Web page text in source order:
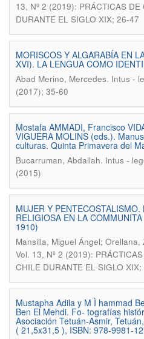
13, Nº 2 (2019): PRÁCTICAS
DURANTE EL SIGLO XIX; 26-47
MORISCOS Y ALGARABÍA EN
XVI). LA LENGUA COMO
Abad Merino, Mercedes. Intus -
(2017); 35-60
Mostafa AMMADI, Francisco
VIGUERA MOLINS (eds.).
culturas. Quinta Primavera del
Bucarruman, Abdallah. Intus -
(2015)
MUJER Y
RELIGIOSA EN LA
1910)
Mansilla, Miguel Ángel; Orellana,
Vol. 13, Nº 2 (2019):
CHILE DURANTE EL SIGLO XIX;
Mustapha Adila y M Ì hammad
Ben El Mehdi. Fo- tografías
Asociación Tetuán-Asmir,
( 21,5x31,5 ), ISBN: 978-9981-